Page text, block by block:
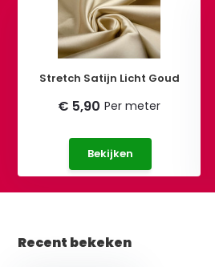
Stretch Satijn Licht Goud
€ 5,90 Per meter
Bekijken
Recent bekeken